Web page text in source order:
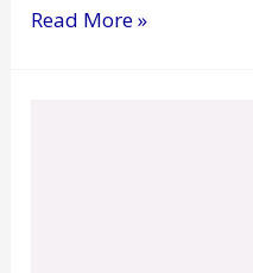
Read More »